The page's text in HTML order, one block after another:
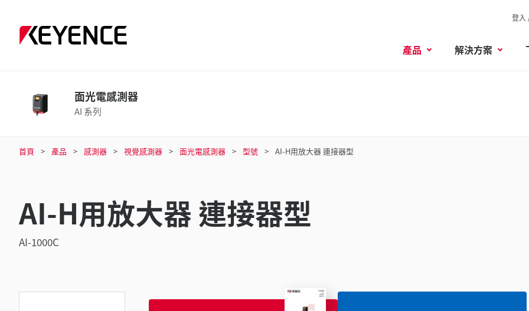
登入
產品 解決方案
面光電感測器
AI 系列
首頁 產品 感測器 視覺感測器 面光電感測器 型號 AI-H用放大器 連接器型
AI-H用放大器 連接器型
AI-1000C